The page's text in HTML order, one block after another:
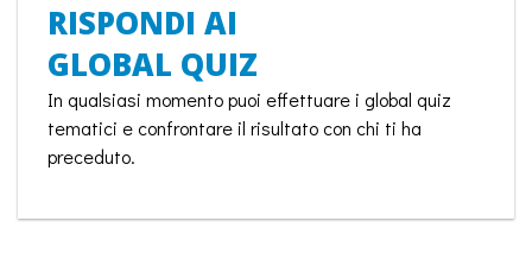
RISPONDI AI
GLOBAL QUIZ
In qualsiasi momento puoi effettuare i global quiz
tematici e confrontare il risultato con chi ti ha
preceduto.